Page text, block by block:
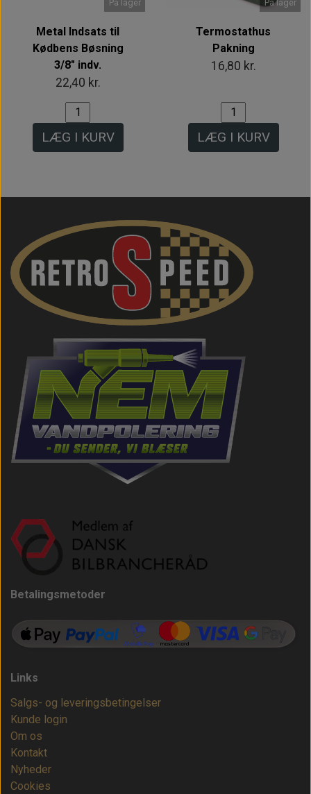
På lager
Metal Indsats til
Kødbens Bøsning
3/8" indv.
22,40 kr.
LÆG I KURV
På lager
Termostathus
Pakning
16,80 kr.
LÆG I KURV
Betalingsmetoder
Links
Salgs- og leveringsbetingelser
Kunde login
Om os
Kontakt
Nyheder
Cookies